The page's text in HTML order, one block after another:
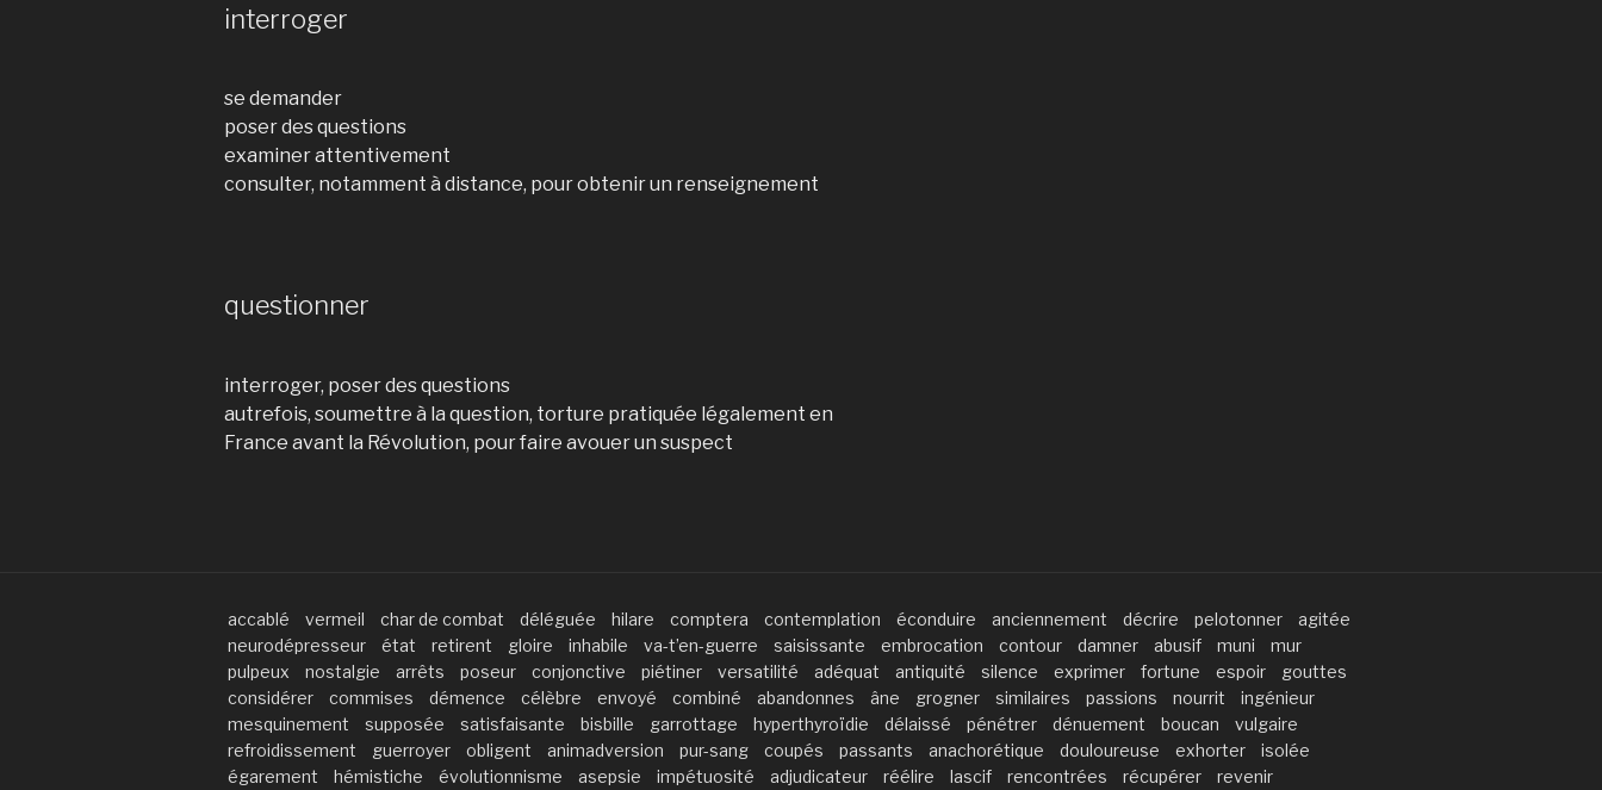
interroger
se demander
poser des questions
examiner attentivement
consulter, notamment à distance, pour obtenir un renseignement
questionner
interroger, poser des questions
autrefois, soumettre à la question, torture pratiquée légalement en
France avant la Révolution, pour faire avouer un suspect
accablé vermeil char de combat déléguée hilare comptera contemplation éconduire anciennement décrire pelotonner
agitée
neurodépresseur
état retirent gloire inhabile va-t’en-guerre saisissante embrocation contour damner abusif muni
mur
pulpeux
nostalgie arrêts poseur conjonctive piétiner versatilité adéquat antiquité silence exprimer fortune espoir
gouttes
considérer
commises démence célèbre envoyé combiné abandonnes âne grogner similaires passions nourrit
ingénieur
mesquinement
supposée satisfaisante bisbille garrottage hyperthyroïdie délaissé pénétrer dénuement boucan
vulgaire
refroidissement
guerroyer obligent animadversion pur-sang coupés passants anachorétique douloureuse exhorter
isolée
égarement
hémistiche évolutionnisme asepsie impétuosité adjudicateur réélire lascif rencontrées récupérer
revenir